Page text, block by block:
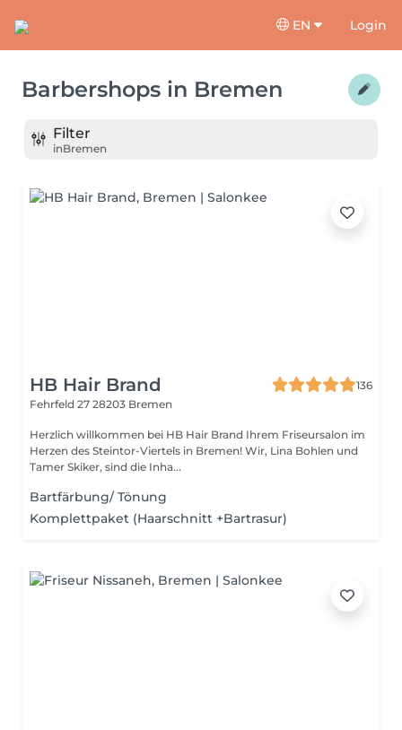
EN Login
Barbershops in Bremen
Filter
inBremen
HB Hair Brand
136
Fehrfeld 27 28203 Bremen
Herzlich willkommen bei HB Hair Brand Ihrem Friseursalon im
Herzen des Steintor-Viertels in Bremen! Wir, Lina Bohlen und
Tamer Skiker, sind die Inha...
Bartfärbung/ Tönung
Komplettpaket (Haarschnitt +Bartrasur)